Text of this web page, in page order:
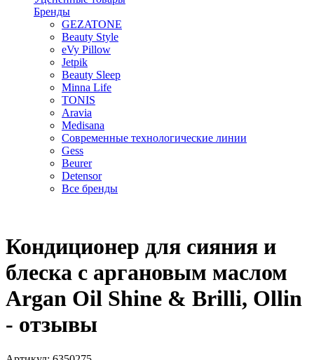
Бренды
GEZATONE
Beauty Style
eVy Pillow
Jetpik
Beauty Sleep
Minna Life
TONIS
Aravia
Medisana
Современные технологические линии
Gess
Beurer
Detensor
Все бренды
Кондиционер для сияния и
блеска с аргановым маслом
Argan Oil Shine & Brilli, Ollin
- отзывы